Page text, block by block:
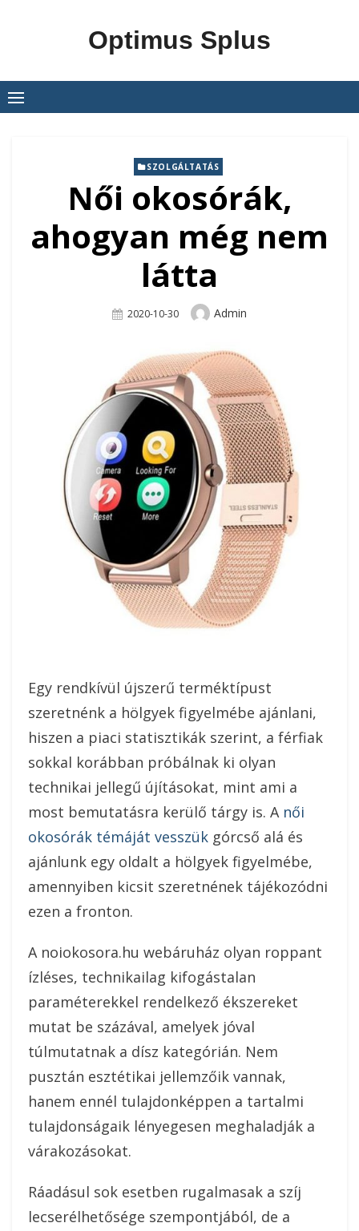
Optimus Splus
SZOLGÁLTATÁS
Női okosórák,
ahogyan még nem
látta
Posted
2020-10-30 Author
Admin
Egy rendkívül újszerű terméktípust
szeretnénk a hölgyek figyelmébe ajánlani,
hiszen a piaci statisztikák szerint, a férfiak
sokkal korábban próbálnak ki olyan
technikai jellegű újításokat, mint ami a
most bemutatásra kerülő tárgy is. A női
okosórák témáját vesszük górcső alá és
ajánlunk egy oldalt a hölgyek figyelmébe,
amennyiben kicsit szeretnének tájékozódni
ezen a fronton.
A noiokosora.hu webáruház olyan roppant
ízléses, technikailag kifogástalan
paraméterekkel rendelkező ékszereket
mutat be százával, amelyek jóval
túlmutatnak a dísz kategórián. Nem
pusztán esztétikai jellemzőik vannak,
hanem ennél tulajdonképpen a tartalmi
tulajdonságaik lényegesen meghaladják a
várakozásokat.
Ráadásul sok esetben rugalmasak a szíj
lecserélhetősége szempontjából, de a